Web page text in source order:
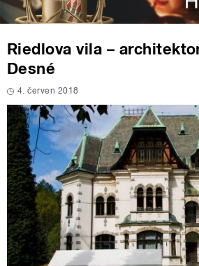
Riedlova vila –
Desné
4. červen 2018